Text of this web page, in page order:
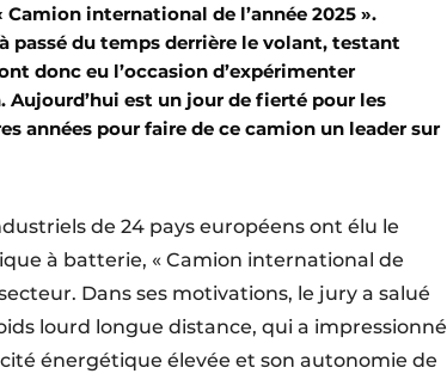
international de l’année 2025 ».
passé du temps derrière le volant, testant
donc eu l’occasion d’expérimenter
est un jour de fierté pour les
années pour faire de ce camion un leader sur
de 24 pays européens ont élu le
à batterie, « Camion international de
Dans ses motivations, le jury a salué
lourd longue distance, qui a impressionné
énergétique élevée et son autonomie de